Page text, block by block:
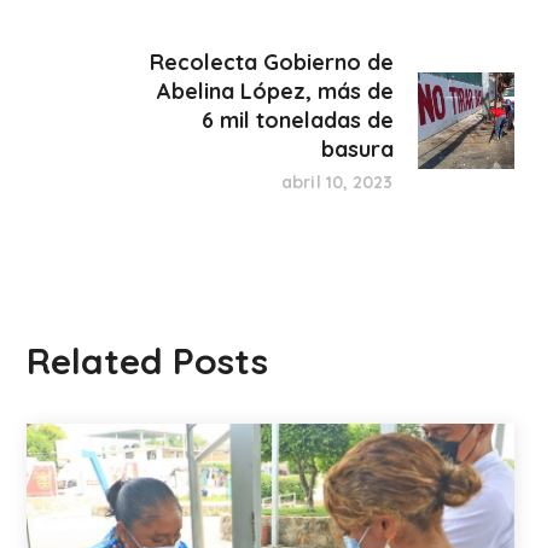
Recolecta Gobierno de
Abelina López, más de
6 mil toneladas de
basura
abril 10, 2023
Related Posts